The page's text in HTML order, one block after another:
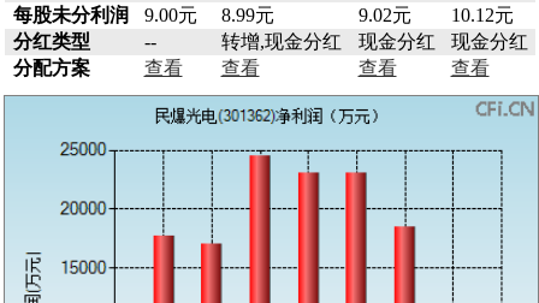
每股未分利润
9.00元 8.99元 9.02元
10.12元
分红类型
-- 转增,现金分红 现金分红
现金分红
分配方案
查看 查看 查看 查看